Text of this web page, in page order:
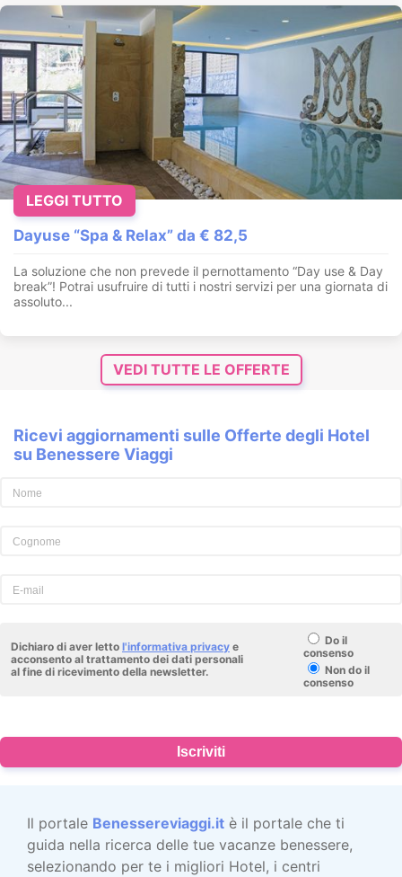
Dayuse “Spa & Relax” da € 82,5
La soluzione che non prevede il pernottamento “Day use & Day
break”! Potrai usufruire di tutti i nostri servizi per una giornata di
assoluto...
LEGGI TUTTO
VEDI TUTTE LE OFFERTE
Ricevi aggiornamenti sulle Offerte degli Hotel
su Benessere Viaggi
Dichiaro di aver letto l'informativa privacy e
acconsento al trattamento dei dati personali
al fine di ricevimento della newsletter.
Do il
consenso
Non do il
consenso
Iscriviti
Il portale Benessereviaggi.it è il portale che ti
guida nella ricerca delle tue vacanze benessere,
selezionando per te i migliori Hotel, i centri